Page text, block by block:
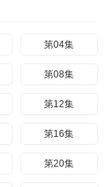
第04集
第08集
第12集
第16集
第20集